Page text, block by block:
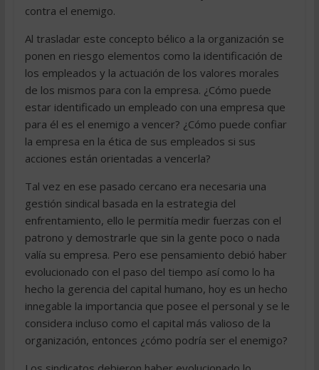
contra el enemigo.
Al trasladar este concepto bélico a la organización se
ponen en riesgo elementos como la identificación de
los empleados y la actuación de los valores morales
de los mismos para con la empresa. ¿Cómo puede
estar identificado un empleado con una empresa que
para él es el enemigo a vencer? ¿Cómo puede confiar
la empresa en la ética de sus empleados si sus
acciones están orientadas a vencerla?
Tal vez en ese pasado cercano era necesaria una
gestión sindical basada en la estrategia del
enfrentamiento, ello le permitía medir fuerzas con el
patrono y demostrarle que sin la gente poco o nada
valía su empresa. Pero ese pensamiento debió haber
evolucionado con el paso del tiempo así como lo ha
hecho la gerencia del capital humano, hoy es un hecho
innegable la importancia que posee el personal y se le
considera incluso como el capital más valioso de la
organización, entonces ¿cómo podría ser el enemigo?